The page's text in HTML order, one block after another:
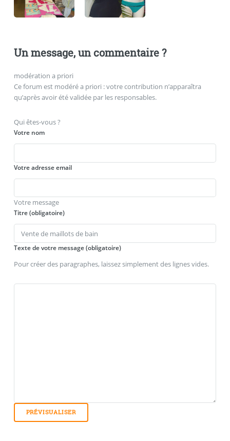
Un message, un commentaire ?
modération a priori
Ce forum est modéré a priori : votre contribution n’apparaîtra
qu’après avoir été validée par les responsables.
Qui êtes-vous ?
Votre nom
Votre adresse email
Votre message
Titre (obligatoire)
Texte de votre message (obligatoire)
Pour créer des paragraphes, laissez simplement des lignes vides.